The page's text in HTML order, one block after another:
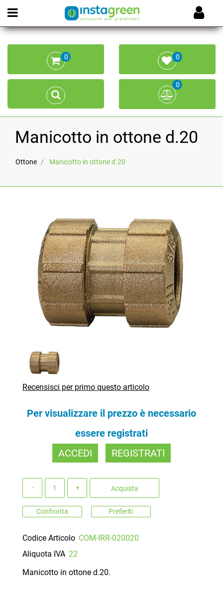
Open menu
0 0
0
Manicotto in ottone d.20
Ottone Manicotto in ottone d.20
Recensisci per primo questo articolo
Per visualizzare il prezzo è necessario
essere registrati
ACCEDI
REGISTRATI
Acquista
Confronta Preferiti
Codice Articolo COM-IRR-020020
Aliquota IVA 22
Manicotto in ottone d.20.